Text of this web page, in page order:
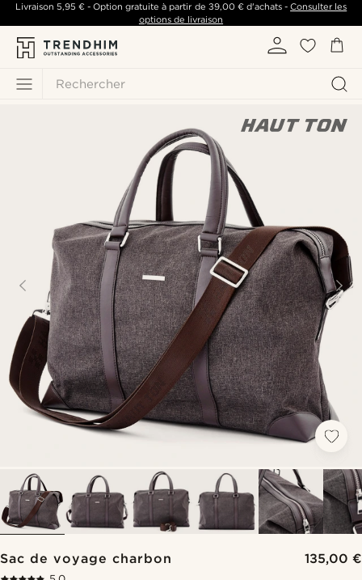
Rechercher
Livraison 5,95 €- Option gratuite à partir de 39,00 €d'achats -Consulter les
options de livraison
Sac de voyage charbon 135,00 €